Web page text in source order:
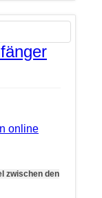
online
zwischen den